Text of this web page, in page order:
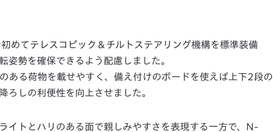
めてテレスコピック＆チルトステアリング機構を標準装備
姿勢を確保できるよう配慮しました。
ある荷物を載せやすく、備え付けのボードを使えば上下2段の
ろしの利便性を向上させました。
イトとハリのある面で親しみやすさを表現する一方で、N-